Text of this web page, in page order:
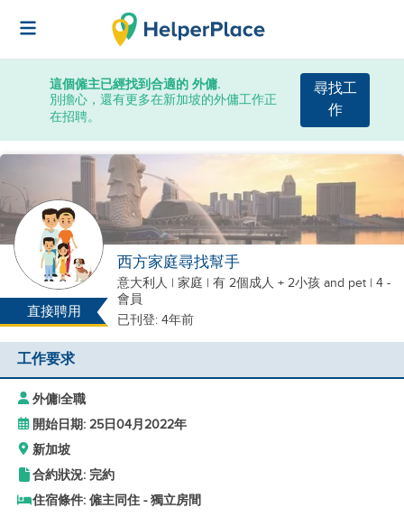
這個僱主已經找到合適的 外傭.
別擔心，還有更多在新加坡的外傭工作正
在招聘。
尋找工
作
直接聘用
西方家庭尋找幫手
意大利人 | 家庭 | 有 2個成人 + 2小孩 and pet | 4 -
會員
已刊登: 4年前
工作要求
外傭|全職
開始日期: 25日04月2022年
新加坡
合約狀況: 完約
住宿條件: 僱主同住 - 獨立房間